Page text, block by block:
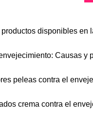
productos disponibles en
Causas y
peleas contra el
crema contra el